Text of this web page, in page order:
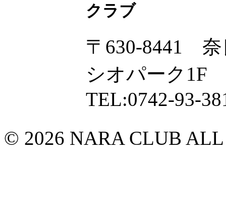
クラブ
〒630-8441
シオパーク1F
TEL:0742-93-
© 2026 NARA CLUB ALL